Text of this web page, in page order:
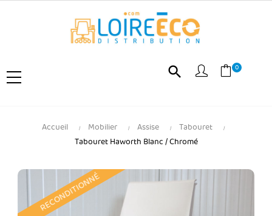
search 0
Accueil Mobilier Assise
Tabouret
Tabouret Haworth Blanc / Chromé
RECONDITIONNÉ